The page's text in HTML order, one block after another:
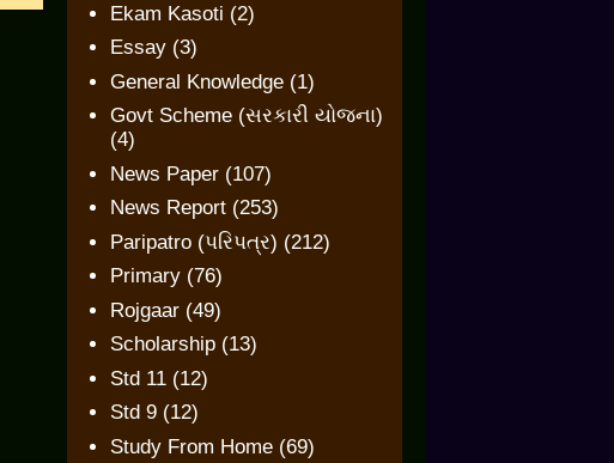
Ekam Kasoti (2)
Essay (3)
General Knowledge (1)
Govt Scheme (સરકારી યોજના)
(4)
News Paper (107)
News Report (253)
Paripatro (પરિપત્ર) (212)
Primary (76)
Rojgaar (49)
Scholarship (13)
Std 11 (12)
Std 9 (12)
Study From Home (69)